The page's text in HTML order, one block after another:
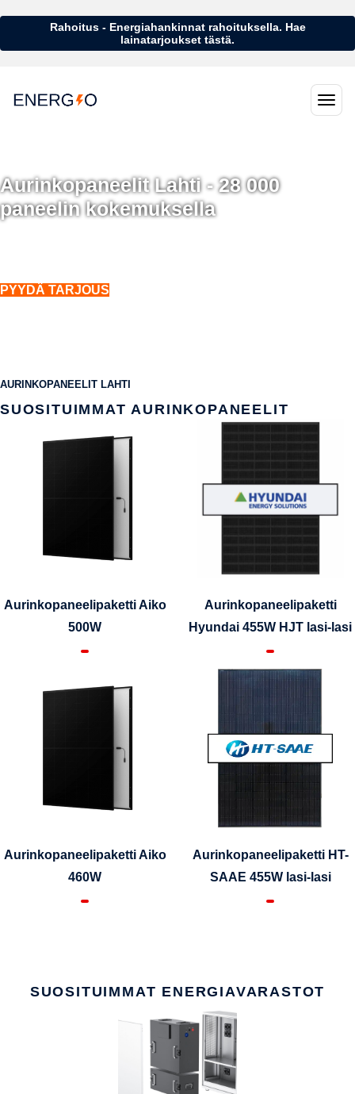
Rahoitus - Energiahankinnat rahoituksella. Hae
lainatarjoukset tästä.
Aurinkopaneelit Lahti - 28 000
paneelin kokemuksella
PYYDÄ TARJOUS
AURINKOPANEELIT LAHTI
SUOSITUIMMAT AURINKOPANEELIT
Aurinkopaneelipaketti Aiko
500W
Aurinkopaneelipaketti
Hyundai 455W HJT lasi-lasi
Aurinkopaneelipaketti Aiko
460W
Aurinkopaneelipaketti HT-
SAAE 455W lasi-lasi
SUOSITUIMMAT ENERGIAVARASTOT